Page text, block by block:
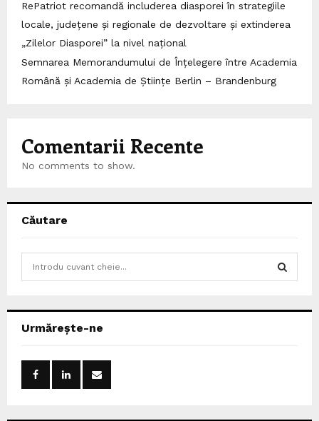
RePatriot recomandă includerea diasporei în strategiile
locale, județene și regionale de dezvoltare și extinderea
„Zilelor Diasporei” la nivel național
Semnarea Memorandumului de Înțelegere între Academia
Română și Academia de Științe Berlin – Brandenburg
Comentarii Recente
No comments to show.
Căutare
h
Urmărește-ne